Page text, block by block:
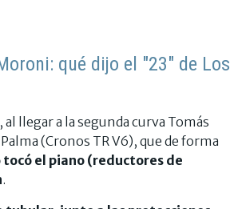
qué dijo el "23" de Los
llegar a la segunda curva Tomás
(Cronos TR V6), que de forma
el piano (reductores de
.